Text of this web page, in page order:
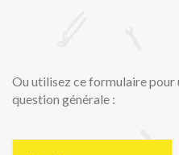
Ou utilisez ce formulaire pour
question générale :